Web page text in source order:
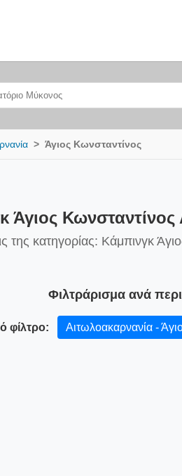
Άγιος Κωνσταντίνος
Άγιος
της κατηγορίας: Κάμπινγκ
Φιλτράρισμα ανά
φίλτρο: Αιτωλοακαρνανία -